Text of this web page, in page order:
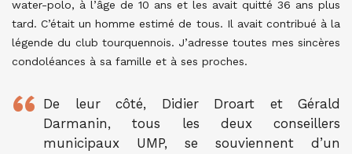
water-polo, à l’âge de 10 ans et les avait quitté 36 ans plus
tard. C’était un homme estimé de tous. Il avait contribué à la
légende du club tourquennois. J’adresse toutes mes sincères
condoléances à sa famille et à ses proches.
De leur côté, Didier Droart et Gérald
Darmanin, tous les deux conseillers
municipaux UMP, se souviennent d’un